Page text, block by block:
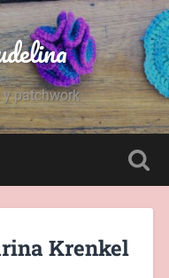
y patchwork
Krenkel